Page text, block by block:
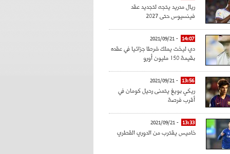
ريال مدريد يتجه لتجديد عقد
فينسيوس حتى 2027
14:07
- 2021/09/21
دي ليخت يملك شرطا جزائيا في عقده
بقيمة 150 مليون أورو
13:56
- 2021/09/21
ريكي بويغ يتمنى رحيل كومان في
أقرب فرصة
13:33
- 2021/09/21
خاميس يقترب من الدوري القطري